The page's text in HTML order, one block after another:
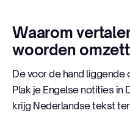
Waarom
woorden
De voor de hand liggende
Plak je Engelse notities in
krijg Nederlandse tekst